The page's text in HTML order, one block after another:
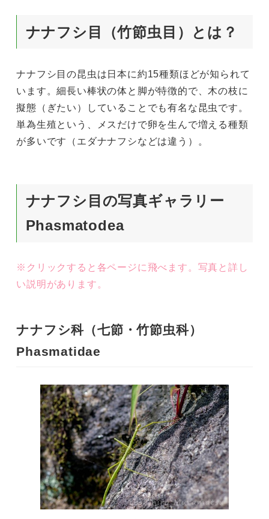
ナナフシ目（竹節虫目）とは？
ナナフシ目の昆虫は日本に約15種類ほどが知られて
います。細長い棒状の体と脚が特徴的で、木の枝に
擬態（ぎたい）していることでも有名な昆虫です。
単為生殖という、メスだけで卵を生んで増える種類
が多いです（エダナナフシなどは違う）。
ナナフシ目の写真ギャラリー
Phasmatodea
※クリックすると各ページに飛べます。写真と詳し
い説明があります。
ナナフシ科（七節・竹節虫科）
Phasmatidae